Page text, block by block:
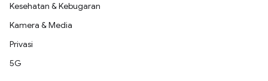
Kesehatan & Kebugaran
Kamera & Media
Privasi
5G